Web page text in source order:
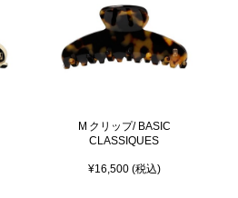
M クリップ/ BASIC
CLASSIQUES
¥16,500 (税込)